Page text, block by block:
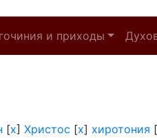
и приходы
[x] Христос [x] хиротония [